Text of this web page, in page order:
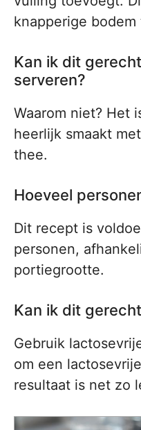
knapperige bodem
Kan ik dit
serveren?
Waarom niet? Het
heerlijk smaakt
thee.
Hoeveel
Dit recept is
personen,
portiegrootte.
Kan ik dit
Gebruik
om een
resultaat is net zo